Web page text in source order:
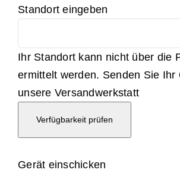
Standort eingeben
Ihr Standort kann nicht über die
ermittelt werden. Senden Sie Ihr
unsere Versandwerkstatt
Verfügbarkeit prüfen
Gerät einschicken